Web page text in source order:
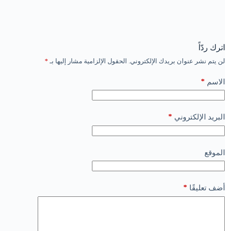
اترك ردّاً
لن يتم نشر عنوان بريدك الإلكتروني. الحقول الإلزامية مشار إليها بـ *
الاسم *
البريد الإلكتروني *
الموقع
أضف تعليقًا *